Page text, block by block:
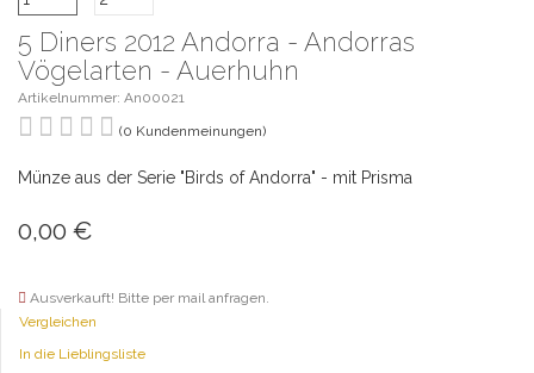
5 Diners 2012 Andorra - Andorras
Vögelarten - Auerhuhn
Artikelnummer: An00021
(0 Kundenmeinungen)
Münze aus der Serie "Birds of Andorra" - mit Prisma
0,00 €
Ausverkauft! Bitte per mail anfragen.
Vergleichen
In die Lieblingsliste